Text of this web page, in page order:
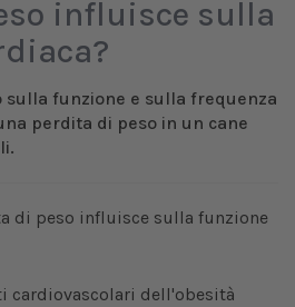
influisce sulla
sulla funzione e sulla frequenza
perdita di peso in un cane
cardiovascolari dell'obesità